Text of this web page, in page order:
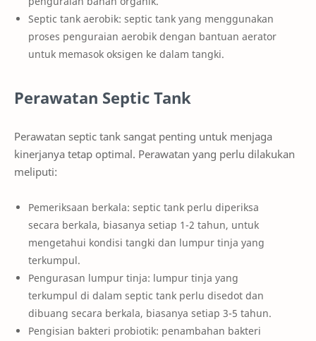
Septic tank aerobik: septic tank yang menggunakan
proses penguraian aerobik dengan bantuan aerator
untuk memasok oksigen ke dalam tangki.
Perawatan Septic Tank
Perawatan septic tank sangat penting untuk menjaga
kinerjanya tetap optimal. Perawatan yang perlu dilakukan
meliputi:
Pemeriksaan berkala: septic tank perlu diperiksa
secara berkala, biasanya setiap 1-2 tahun, untuk
mengetahui kondisi tangki dan lumpur tinja yang
terkumpul.
Pengurasan lumpur tinja: lumpur tinja yang
terkumpul di dalam septic tank perlu disedot dan
dibuang secara berkala, biasanya setiap 3-5 tahun.
Pengisian bakteri probiotik: penambahan bakteri